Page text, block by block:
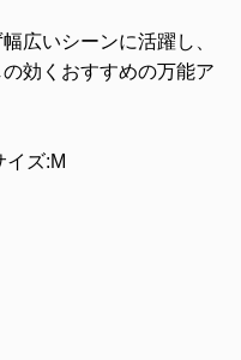
広いシーンに活躍し、
効くおすすめの万能ア
イズ:M